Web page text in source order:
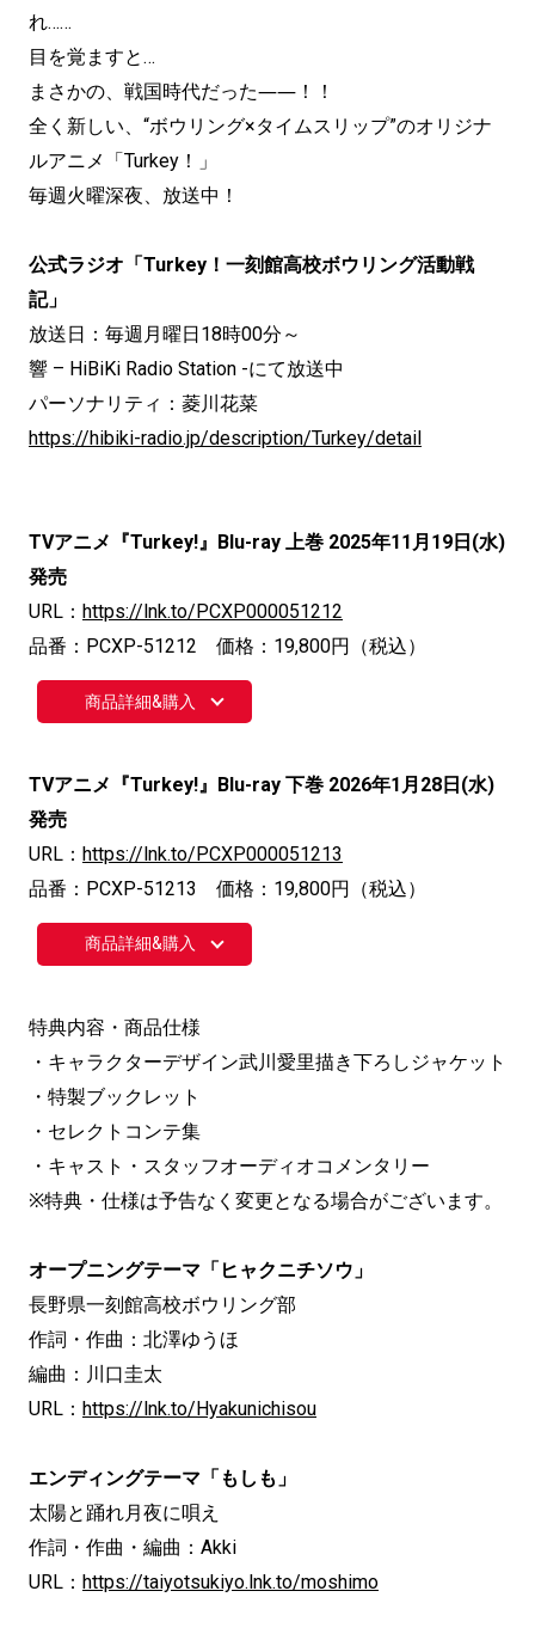
れ……
目を覚ますと…
まさかの、戦国時代だった――！！
全く新しい、“ボウリング×タイムスリップ”のオリジナ
ルアニメ「Turkey！」
毎週火曜深夜、放送中！
公式ラジオ「Turkey！一刻館高校ボウリング活動戦
記」
放送日：毎週月曜日18時00分～
響 – HiBiKi Radio Station -にて放送中
パーソナリティ：菱川花菜
https://hibiki-radio.jp/description/Turkey/detail
TVアニメ『Turkey!』Blu-ray 上巻 2025年11月19日(水)
発売
URL： https://lnk.to/PCXP000051212
品番：PCXP-51212 価格：19,800円（税込）
商品詳細&購入
TVアニメ『Turkey!』Blu-ray 下巻 2026年1月28日(水)
発売
URL： https://lnk.to/PCXP000051213
品番：PCXP-51213 価格：19,800円（税込）
商品詳細&購入
特典内容・商品仕様
・キャラクターデザイン武川愛里描き下ろしジャケット
・特製ブックレット
・セレクトコンテ集
・キャスト・スタッフオーディオコメンタリー
※特典・仕様は予告なく変更となる場合がございます。
オープニングテーマ「ヒャクニチソウ」
長野県一刻館高校ボウリング部
作詞・作曲：北澤ゆうほ
編曲：川口圭太
URL： https://lnk.to/Hyakunichisou
エンディングテーマ「もしも」
太陽と踊れ月夜に唄え
作詞・作曲・編曲：Akki
URL： https://taiyotsukiyo.lnk.to/moshimo